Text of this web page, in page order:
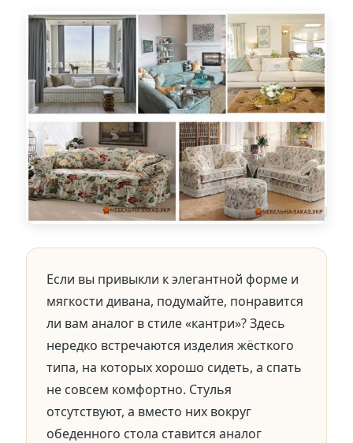
Если вы привыкли к элегантной форме и
мягкости дивана, подумайте, понравится
ли вам аналог в стиле «кантри»? Здесь
нередко встречаются изделия жёсткого
типа, на которых хорошо сидеть, а спать
не совсем комфортно. Стулья
отсутствуют, а вместо них вокруг
обеденного стола ставится аналог